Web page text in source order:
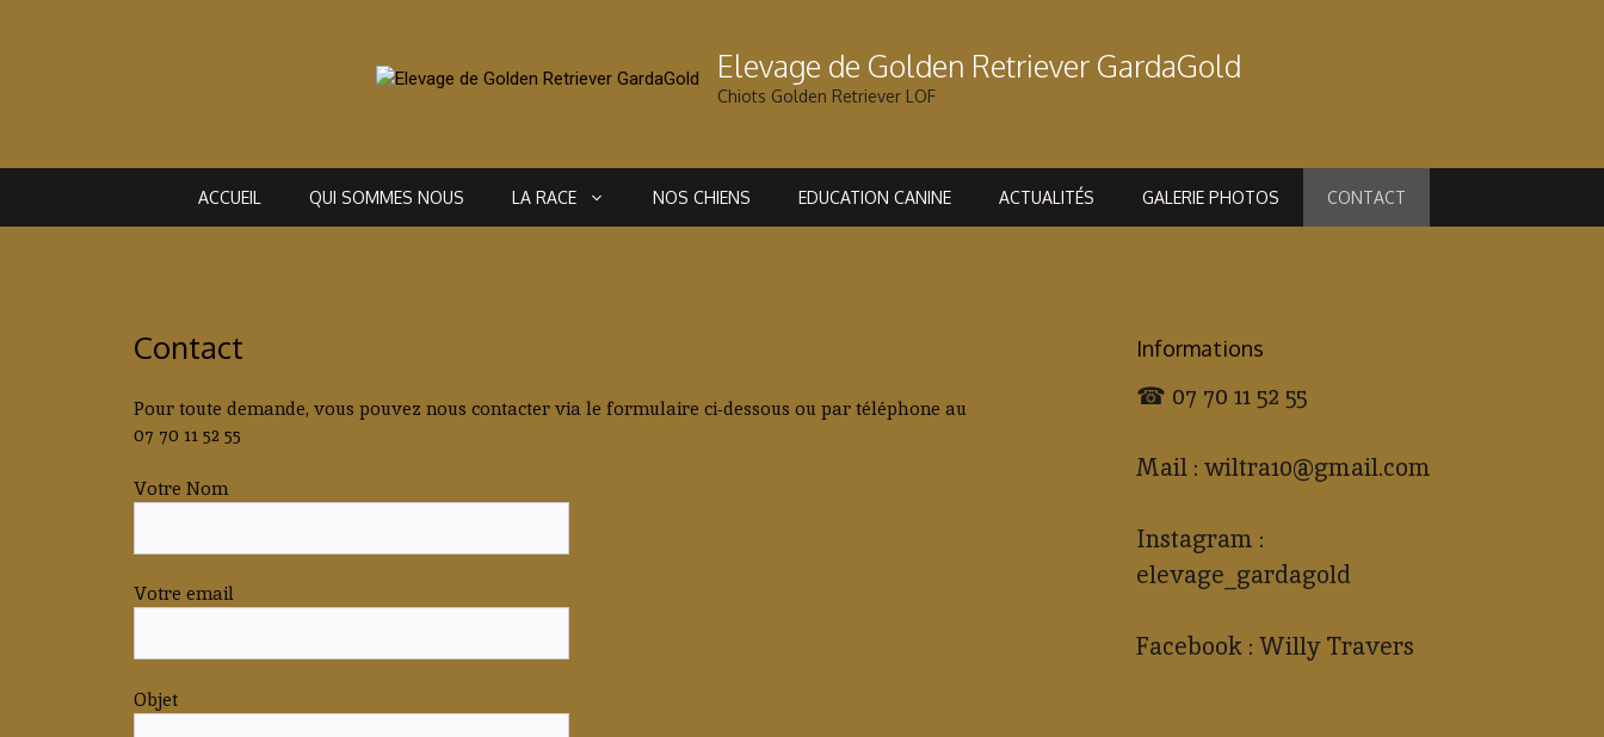
Elevage de Golden Retriever GardaGold
Chiots Golden Retriever LOF
ACCUEIL QUI SOMMES NOUS LA RACE NOS CHIENS EDUCATION CANINE ACTUALITÉS GALERIE PHOTOS CONTACT
Contact
Pour toute demande, vous pouvez nous contacter via le formulaire ci-dessous ou par téléphone au
07 70 11 52 55
Votre Nom
Votre email
Objet
Informations
☎ 07 70 11 52 55
Mail : wiltra10@gmail.com
Instagram :
elevage_gardagold
Facebook : Willy Travers